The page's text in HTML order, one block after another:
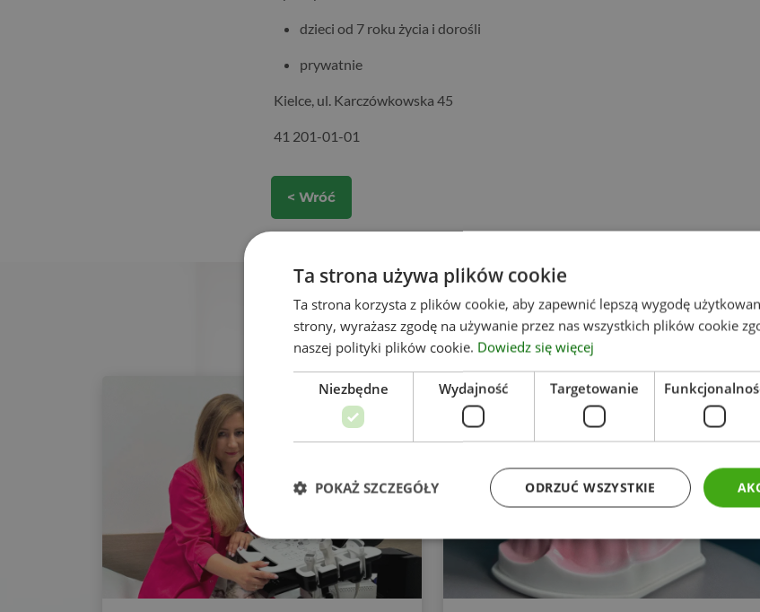
dzieci od 7 roku życia i dorośli
prywatnie
Kielce, ul. Karczówkowska 45
41 201-01-01
< Wróć
Zobacz również
Ta strona używa plików cookie
Ta strona korzysta z plików cookie, aby zapewnić lepszą wygodę
strony, wyrażasz zgodę na używanie przez nas wszystkich plików cookie
naszej polityki plików cookie. Dowiedz się więcej
Niezbędne Wydajność Targetowanie
ODRZUĆ WSZYSTKIE
POKAŻ SZCZEGÓŁY